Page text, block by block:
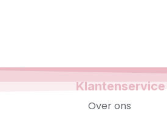
Klantenservice
Over ons